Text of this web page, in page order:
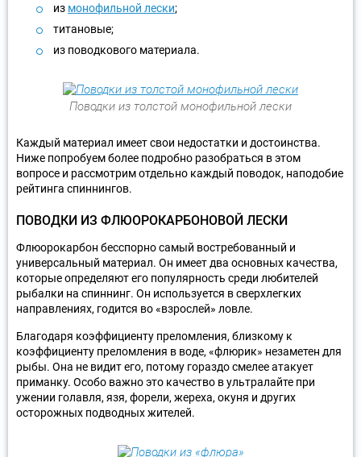
из монофильной лески;
титановые;
из поводкового материала.
Поводки из толстой монофильной лески
Каждый материал имеет свои недостатки и достоинства.
Ниже попробуем более подробно разобраться в этом
вопросе и рассмотрим отдельно каждый поводок, наподобие
рейтинга спиннингов.
ПОВОДКИ ИЗ ФЛЮОРОКАРБОНОВОЙ ЛЕСКИ
Флюорокарбон бесспорно самый востребованный и
универсальный материал. Он имеет два основных качества,
которые определяют его популярность среди любителей
рыбалки на спиннинг. Он используется в сверхлегких
направлениях, годится во «взрослей» ловле.
Благодаря коэффициенту преломления, близкому к
коэффициенту преломления в воде, «флюрик» незаметен для
рыбы. Она не видит его, потому гораздо смелее атакует
приманку. Особо важно это качество в ультралайте при
ужении голавля, язя, форели, жереха, окуня и других
осторожных подводных жителей.